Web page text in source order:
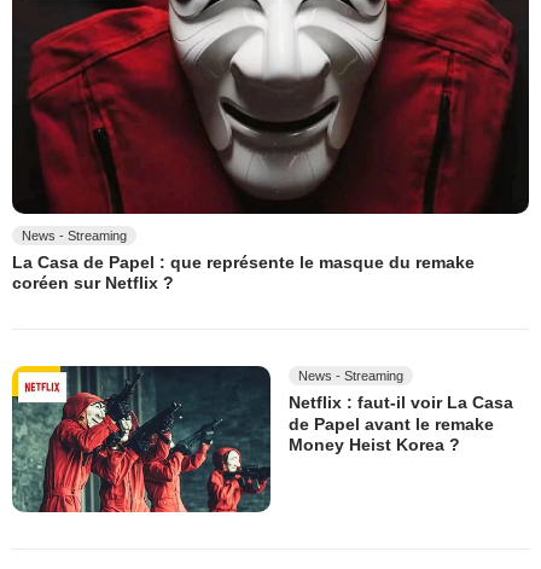
News - Streaming
La Casa de Papel : que représente le masque du remake
coréen sur Netflix ?
News - Streaming
Netflix : faut-il voir La Casa
de Papel avant le remake
Money Heist Korea ?